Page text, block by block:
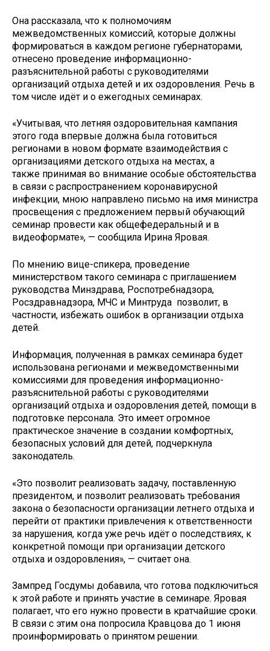
Она рассказала, что к полномочиям
межведомственных комиссий, которые должны
формироваться в каждом регионе губернаторами,
отнесено проведение информационно-
разъяснительной работы с руководителями
организаций отдыха детей и их оздоровления. Речь в
том числе идёт и о ежегодных семинарах.
«Учитывая, что летняя оздоровительная кампания
этого года впервые должна была готовиться
регионами в новом формате взаимодействия с
организациями детского отдыха на местах, а
также принимая во внимание особые обстоятельства
в связи с распространением коронавирусной
инфекции, мною направлено письмо на имя министра
просвещения с предложением первый обучающий
семинар провести как общефедеральный и в
видеоформате», — сообщила Ирина Яровая.
По мнению вице-спикера, проведение
министерством такого семинара с приглашением
руководства Минздрава, Роспотребнадзора,
Росздравнадзора, МЧС и Минтруда позволит, в
частности, избежать ошибок в организации отдыха
детей.
Информация, полученная в рамках семинара будет
использована регионами и межведомственными
комиссиями для проведения информационно-
разъяснительной работы с руководителями
организаций отдыха и оздоровления детей, помощи в
подготовке персонала. Это имеет огромное
практическое значение в создании комфортных,
безопасных условий для детей, подчеркнула
законодатель.
«Это позволит реализовать задачу, поставленную
президентом, и позволит реализовать требования
закона о безопасности организации летнего отдыха и
перейти от практики привлечения к ответственности
за нарушения, когда уже речь идёт о последствиях, к
конкретной помощи при организации детского
отдыха и оздоровления», — считает она.
Зампред Госдумы добавила, что готова подключиться
к этой работе и принять участие в семинаре. Яровая
полагает, что его нужно провести в кратчайшие сроки.
В связи с этим она попросила Кравцова до 1 июня
проинформировать о принятом решении.